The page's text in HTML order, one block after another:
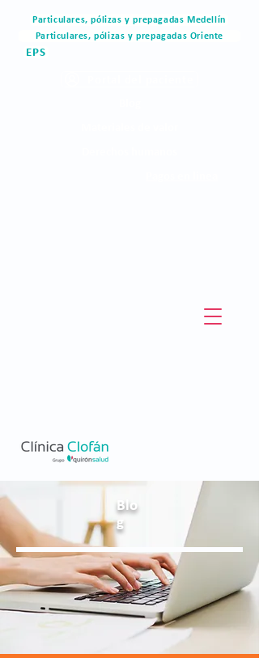
Particulares, pólizas y prepagadas Medellín
Particulares, pólizas y prepagadas Oriente
EPS
Blo
g